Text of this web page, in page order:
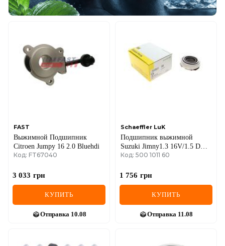
FAST
Выжимной Подшипник
Citroen Jumpy 16 2.0 Bluehdi
Код: FT67040
3 033 грн
КУПИТЬ
Отправка 10.08
Schaeffler LuK
Подшипник выжимной
Suzuki Jimny1.3 16V/1.5 DDiS
98-
Код: 500 1011 60
1 756 грн
КУПИТЬ
Отправка 11.08